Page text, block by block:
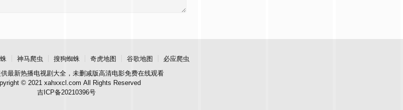
神马爬虫 搜狗蜘蛛 奇虎地图 谷歌地图
必应爬虫
最新热播电视剧大全，未删减版高清电影免费在线观看
© 2021 xahxxcl.com All Rights Reserved
吉ICP备20210396号